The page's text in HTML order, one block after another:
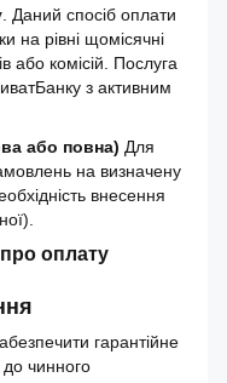
. Даний спосіб оплати
на рівні щомісячні
або комісій. Послуга
з активним
або повна) Для
на визначену
внесення
оплату
гарантійне
до чинного